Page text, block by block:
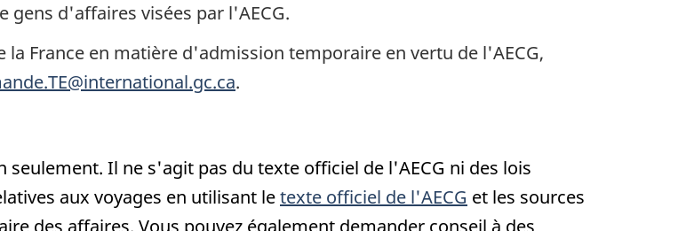
gens d'affaires visées par l'AECG.
France en matière d'admission temporaire en vertu de l'AECG,
.
Il ne s'agit pas du texte officiel de l'AECG ni des lois
aux voyages en utilisant letexte officiel de l'AECG et les sources
des affaires. Vous pouvez également demander conseil à des